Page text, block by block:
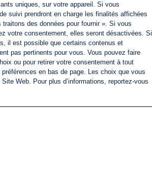
uniques, sur votre appareil. Si vous
suivi prendront en charge les finalités affichées
des données pour fournir ». Si vous
votre consentement, elles seront désactivées. Si
il est possible que certains contenus et
pas pertinents pour vous. Vous pouvez faire
ou pour retirer votre consentement à tout
en bas de page. Les choix que vous
Web. Pour plus d’informations, reportez-vous